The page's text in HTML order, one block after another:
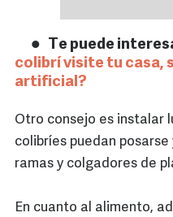
Te puede
colibrí visite tu casa,
artificial?
Otro consejo es instalar
colibríes puedan
ramas y colgadores de
En cuanto al alimento,